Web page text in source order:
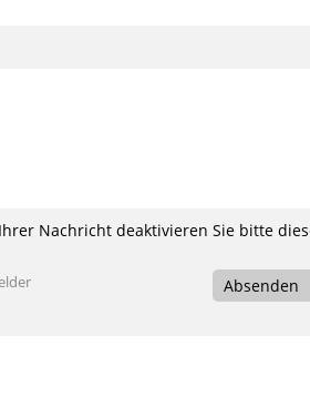
Nachricht deaktivieren Sie bitte
Absenden